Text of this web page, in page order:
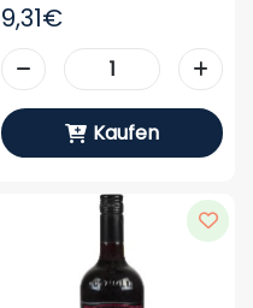
9,31€
Kaufen